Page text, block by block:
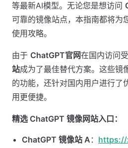
等最新AI模型。无论您是想访问
可靠的镜像站点，本指南都将为
使用攻略。
由于 ChatGPT官网在国内访问受
站成为了最佳替代方案。这些镜
的功能，还针对国内用户进行了
用更便捷。
精选 ChatGPT 镜像网站入口：
ChatGPT 镜像站 A ： https://